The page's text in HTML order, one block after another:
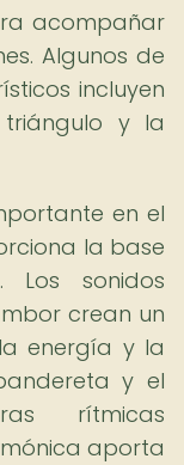
acompañar
Algunos de
incluyen
y la
en el
la base
Los sonidos
crean un
energía y la
y el
rítmicas
aporta